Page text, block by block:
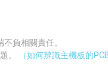
負相關責任。
。
（如何辨識主機板的